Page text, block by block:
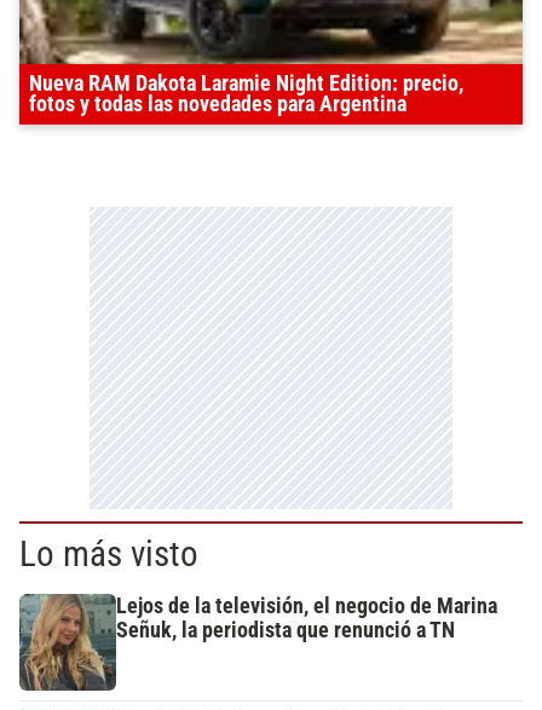
Nueva RAM Dakota Laramie Night Edition: precio,
fotos y todas las novedades para Argentina
Lo más visto
Lejos de la televisión, el negocio de Marina
Señuk, la periodista que renunció a TN